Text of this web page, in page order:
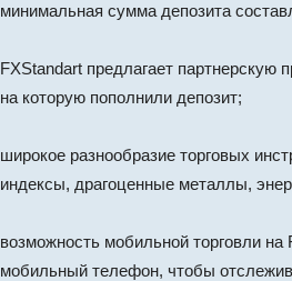
минимальная сумма депозита
FXStandart предлагает партнерскую
на которую пополнили депозит;
широкое разнообразие торговых
индексы, драгоценные металлы,
возможность мобильной торговли
мобильный телефон, чтобы